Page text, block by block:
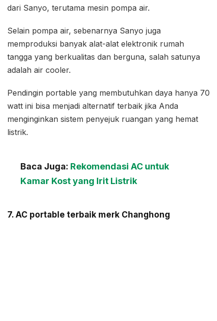
dari Sanyo, terutama mesin pompa air.
Selain pompa air, sebenarnya Sanyo juga
memproduksi banyak alat-alat elektronik rumah
tangga yang berkualitas dan berguna, salah satunya
adalah air cooler.
Pendingin portable yang membutuhkan daya hanya 70
watt ini bisa menjadi alternatif terbaik jika Anda
menginginkan sistem penyejuk ruangan yang hemat
listrik.
Baca Juga: Rekomendasi AC untuk
Kamar Kost yang Irit Listrik
7. AC portable terbaik merk Changhong